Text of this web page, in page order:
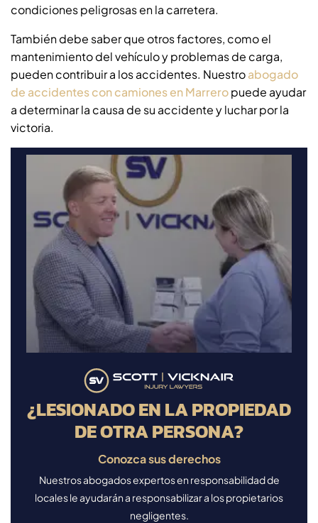
condiciones peligrosas en la carretera.
También debe saber que otros factores, como el
mantenimiento del vehículo y problemas de carga,
pueden contribuir a los accidentes. Nuestroabogado
de accidentes con camiones en Marreropuede ayudar
a determinar la causa de su accidente y luchar por la
victoria.
¿LESIONADO EN LA PROPIEDAD
DE OTRA PERSONA?
Conozca sus derechos
Nuestros abogados expertos en responsabilidad de
locales le ayudarán a responsabilizar a los propietarios
negligentes.